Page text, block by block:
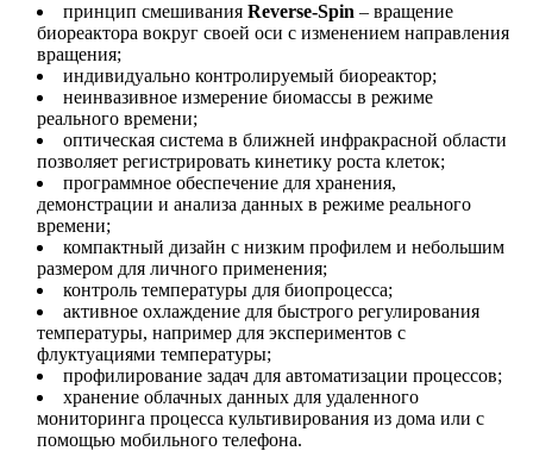
принцип смешивания Reverse-Spin – вращение
биореактора вокруг своей оси с изменением направления
вращения;
индивидуально контролируемый биореактор;
неинвазивное измерение биомассы в режиме
реального времени;
оптическая система в ближней инфракрасной области
позволяет регистрировать кинетику роста клеток;
программное обеспечение для хранения,
демонстрации и анализа данных в режиме реального
времени;
компактный дизайн с низким профилем и небольшим
размером для личного применения;
контроль температуры для биопроцесса;
активное охлаждение для быстрого регулирования
температуры, например для экспериментов с
флуктуациями температуры;
профилирование задач для автоматизации процессов;
хранение облачных данных для удаленного
мониторинга процесса культивирования из дома или с
помощью мобильного телефона.